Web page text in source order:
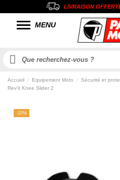
LIVRAISON
MENU
Accueil Equipement Moto Sécurité et
Rev'it Knee Slider 2
-10%